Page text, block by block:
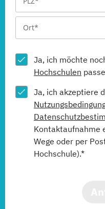
Ja, ich möchte
Hochschulen
Ja, ich akzeptiere
Kontaktaufnahme
Wege oder per
Hochschule).*